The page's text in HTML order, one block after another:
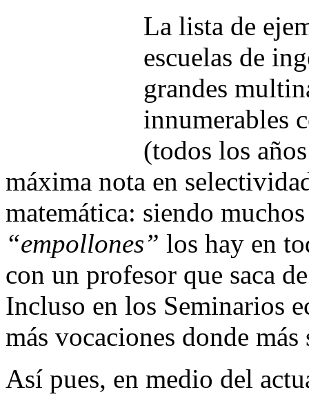
La lista de
escuelas de
grandes
innumerables
(todos los
máxima nota en
matemática: siendo
“empollones” los hay en
con un profesor que saca
Incluso en los Seminarios
más vocaciones donde más
Así pues, en medio del